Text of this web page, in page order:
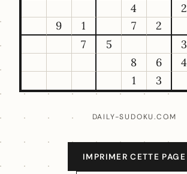
4
2
9
1 7
2
7
5 3
8
6 4
1
3
DAILY-SUDOKU.COM
IMPRIMER CETTE PAGE